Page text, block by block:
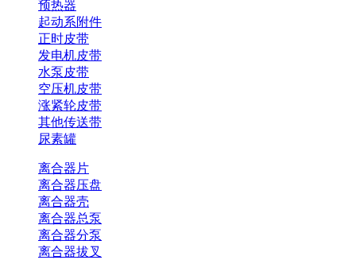
预热器
起动系附件
正时皮带
发电机皮带
水泵皮带
空压机皮带
涨紧轮皮带
其他传送带
尿素罐
离合器片
离合器压盘
离合器壳
离合器总泵
离合器分泵
离合器拔叉